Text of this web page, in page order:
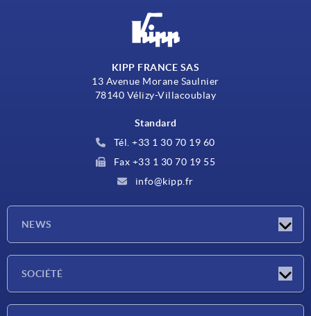
KIPP FRANCE SAS
13 Avenue Morane Saulnier
78140 Vélizy-Villacoublay
Standard
Tél. +33 1 30 70 19 60
Fax +33 1 30 70 19 55
info@kipp.fr
NEWS
SOCIÉTÉ